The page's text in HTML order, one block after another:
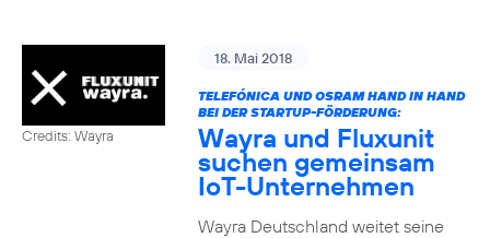
Credits: Wayra
18. Mai 2018
TELEFÓNICA UND OSRAM HAND IN HAND
BEI DER STARTUP-FÖRDERUNG:
Wayra und Fluxunit
suchen gemeinsam
IoT-Unternehmen
Wayra Deutschland weitet seine